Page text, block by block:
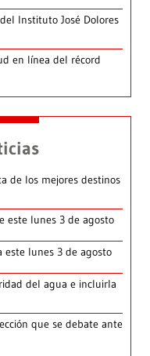
Instituto José Dolores
en línea del récord
de los mejores destinos
este lunes 3 de agosto
este lunes 3 de agosto
del agua e incluirla
que se debate ante